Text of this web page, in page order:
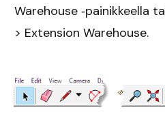
Warehouse ‐painikkeella
> Extension Warehouse.